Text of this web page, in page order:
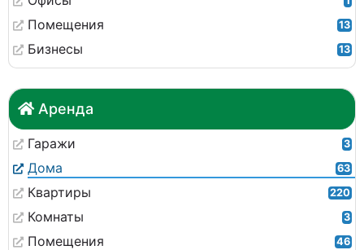
Помещения 13
Бизнесы 13
Аренда
Гаражи 3
Дома 63
Квартиры 220
Комнаты 3
Помещения 46